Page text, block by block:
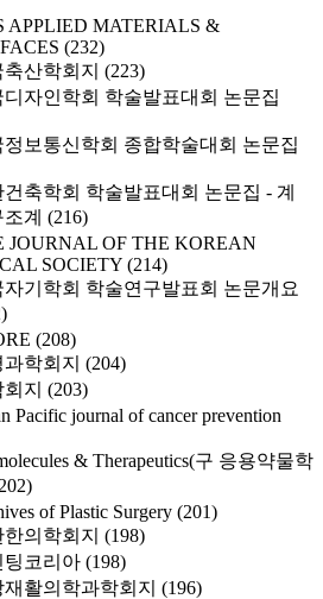
APPLIED MATERIALS &
(232)
산학회지 (223)
디자인학회 학술발표대회 논문집
정보통신학회 종합학술대회 논문집
건축학회 학술발표대회 논문집 - 계
계 (216)
JOURNAL OF THE KOREAN
SOCIETY (214)
자기학회 학술연구발표회 논문개요
(208)
학회지 (204)
지 (203)
Pacific journal of cancer prevention
& Therapeutics(구 응용약물학
of Plastic Surgery (201)
의학회지 (198)
팅코리아 (198)
재활의학과학회지 (196)